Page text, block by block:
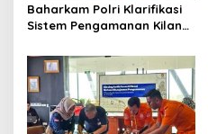
Baharkam Polri Klarifikasi
Sistem Pengamanan Kilang